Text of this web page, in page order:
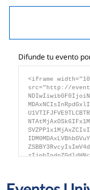
Difunde tu evento